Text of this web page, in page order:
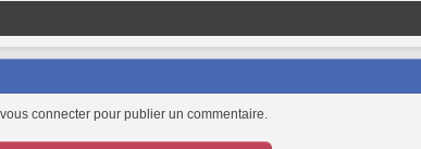
connecter pour publier un commentaire.